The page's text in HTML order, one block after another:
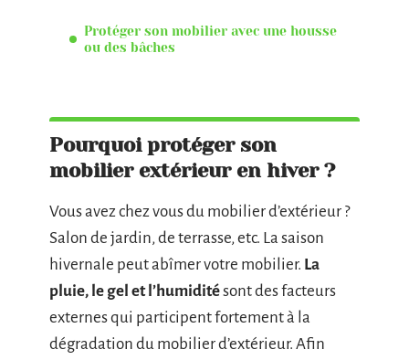
Protéger son mobilier avec une housse
ou des bâches
Pourquoi protéger son
mobilier extérieur en hiver ?
Vous avez chez vous du mobilier d’extérieur ?
Salon de jardin, de terrasse, etc. La saison
hivernale peut abîmer votre mobilier. La
pluie, le gel et l’humiditésont des facteurs
externes qui participent fortement à la
dégradation du mobilier d’extérieur. Afin